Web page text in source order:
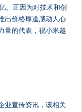
。正因为对技术和创
出价格厚道感动人心
量的代表，祝小米越
业宣传资讯，该相关